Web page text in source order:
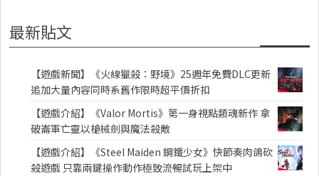
最新貼文
【遊戲新聞】《火線獵殺：野境》25週年免費DLC更新
追加大量內容同時系舊作限時超平價折扣
【遊戲介紹】《Valor Mortis》第一身視點類魂新作 拿
破崙軍亡靈以槍械劍與魔法殺敵
【遊戲介紹】《Steel Maiden 鋼鐵少女》快節奏肉鴿砍
殺遊戲 只靠兩鍵操作動作極致流暢試玩上架中